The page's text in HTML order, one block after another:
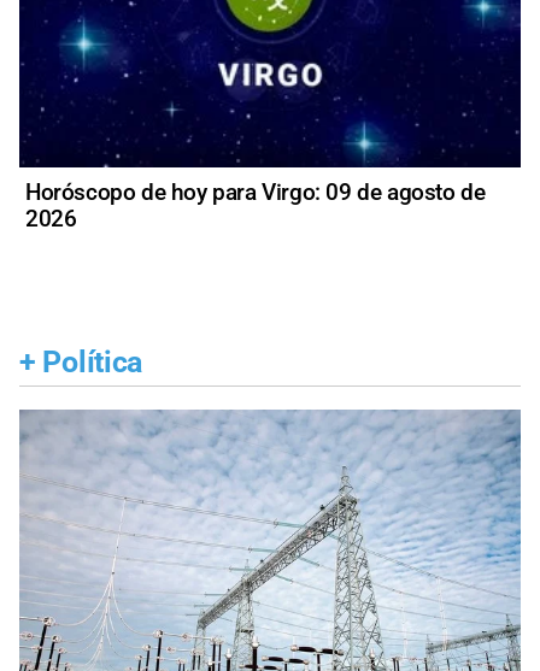
Horóscopo de hoy para Virgo: 09 de agosto de
2026
+ Política